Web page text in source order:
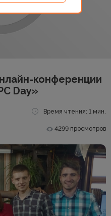
конференции
Day»
Время чтения: 1 мин.
4299 просмотров